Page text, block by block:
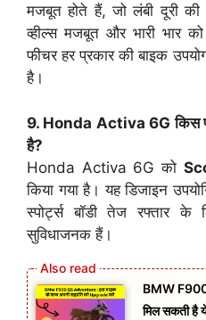
मजबूत होते हैं, जो लंबी दूरी
व्हील्स मजबूत और भारी भार
फीचर हर प्रकार की बाइक
है।
9. Honda Activa 6G किस
है?
Honda Activa 6G को
किया गया है। यह डिजाइन
स्पोर्ट्स बॉडी तेज रफ्तार
सुविधाजनक हैं।
BMW
मिल सकती है